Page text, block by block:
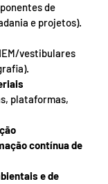
de
e projetos).
vestibulares
plataformas,
contínua de
e de